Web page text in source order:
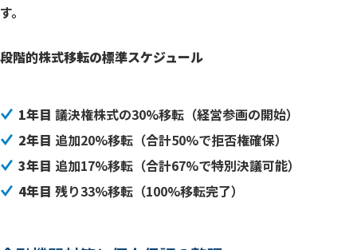
す。
段階的株式移転の標準スケジュール
1年目 議決権株式の30%移転（経営参画の開始）
2年目 追加20%移転（合計50%で拒否権確保）
3年目 追加17%移転（合計67%で特別決議可能）
4年目 残り33%移転（100%移転完了）